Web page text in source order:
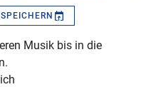
SPEICHERN
Musik bis in die